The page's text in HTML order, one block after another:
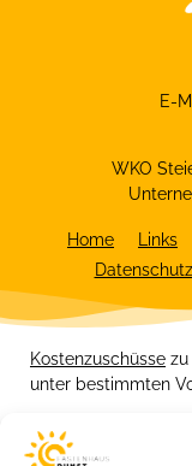
E-
WKO
Home Links
Datenschutz
Kostenzuschüsse
unter bestimmten